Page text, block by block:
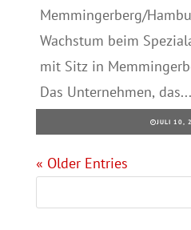
Memmingerberg/
Wachstum beim
mit Sitz in
Das Unternehmen, das...
JULI 10,
« Older Entries